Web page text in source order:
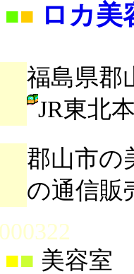
■■ ロカ美
福島県郡
JR東北
郡山市の
の通信販
■ 美容室